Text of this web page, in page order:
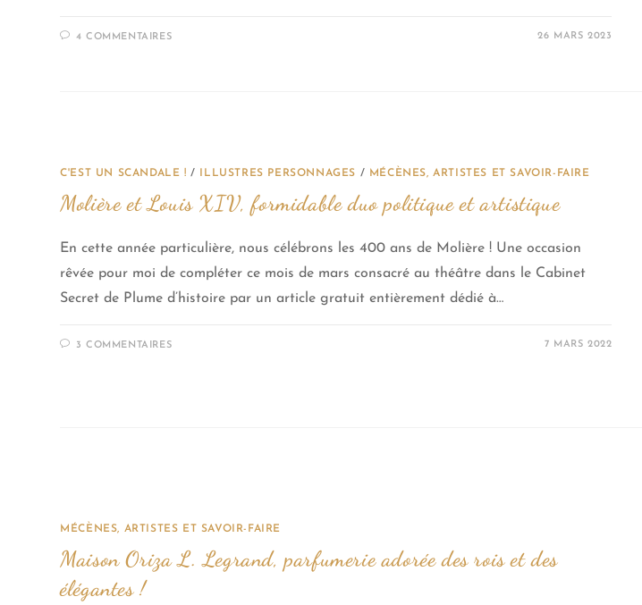
4 COMMENTAIRES 26 MARS 2023
C'EST UN SCANDALE ! / ILLUSTRES PERSONNAGES / MÉCÈNES, ARTISTES ET SAVOIR-FAIRE
Molière et Louis XIV, formidable duo politique et artistique
En cette année particulière, nous célébrons les 400 ans de Molière ! Une occasion
rêvée pour moi de compléter ce mois de mars consacré au théâtre dans le Cabinet
Secret de Plume d’histoire par un article gratuit entièrement dédié à…
3 COMMENTAIRES 7 MARS 2022
MÉCÈNES, ARTISTES ET SAVOIR-FAIRE
Maison Oriza L. Legrand, parfumerie adorée des rois et des
élégantes !